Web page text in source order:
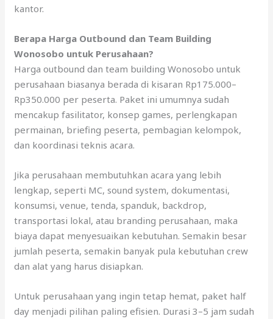
kantor.
Berapa Harga Outbound dan Team Building
Wonosobo untuk Perusahaan?
Harga outbound dan team building Wonosobo untuk
perusahaan biasanya berada di kisaran Rp175.000–
Rp350.000 per peserta. Paket ini umumnya sudah
mencakup fasilitator, konsep games, perlengkapan
permainan, briefing peserta, pembagian kelompok,
dan koordinasi teknis acara.
Jika perusahaan membutuhkan acara yang lebih
lengkap, seperti MC, sound system, dokumentasi,
konsumsi, venue, tenda, spanduk, backdrop,
transportasi lokal, atau branding perusahaan, maka
biaya dapat menyesuaikan kebutuhan. Semakin besar
jumlah peserta, semakin banyak pula kebutuhan crew
dan alat yang harus disiapkan.
Untuk perusahaan yang ingin tetap hemat, paket half
day menjadi pilihan paling efisien. Durasi 3–5 jam sudah